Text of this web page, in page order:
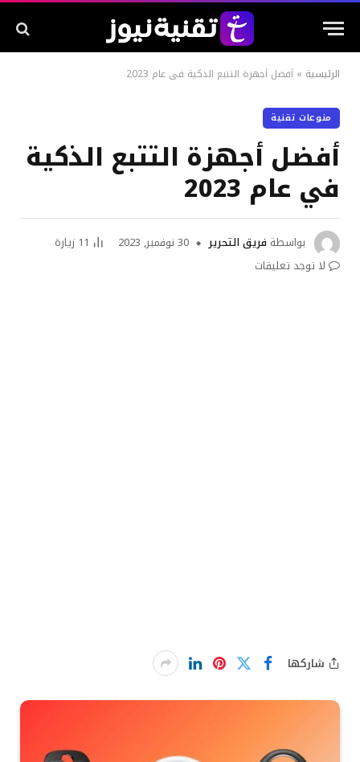
الرئيسية » أفضل أجهزة التتبع الذكية في عام 2023
منوعات تقنية
أفضل أجهزة التتبع الذكية
في عام 2023
بواسطة فريق التحرير 30 نوفمبر, 2023 11 زيارة
لا توجد تعليقات
شاركها